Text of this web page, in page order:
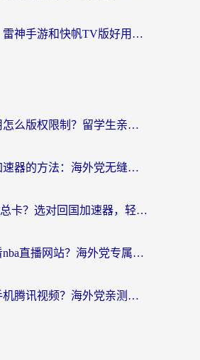
海外党必看：雷神手游和快帆TV版好用吗？3步选对回国加速器不踩坑
酷狗在海外用怎么版权限制？留学生亲测：3步解决听国内音乐难题
国外用微信加速器的方法：海外党无缝连接国内生活的实用指南
国外看芒果tv总卡？选对回国加速器，轻松追《浪姐》不费劲
在国外怎么看nba直播网站？海外党专属体育观赛指南，告别地区限制！
国外怎么看手机腾讯视频？海外党亲测有效的追剧加速器选择指南